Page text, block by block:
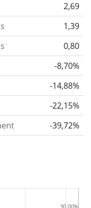
2,69
1,39
0,80
-8,70%
-14,88%
-22,15%
-39,72%
30,00%